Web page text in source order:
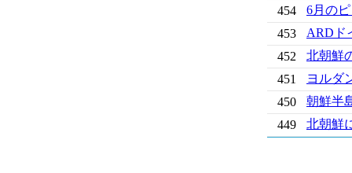
454
6月の
453
ARDド
452
北朝鮮
451
ヨルダ
450
朝鮮半
449
北朝鮮